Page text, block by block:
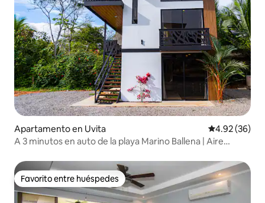
Apartamento en Uvita Calificación
4.92 (36)
A 3 minutos en auto de la playa Marino Ballena | Aire
Favorito entre huéspedes
Favorito entre huéspedes